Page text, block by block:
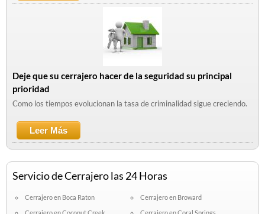
Requerimientos
Deje que su cerrajero hacer de la seguridad su principal
prioridad
Como los tiempos evolucionan la tasa de criminalidad sigue creciendo.
Leer Más
Seguridad Su Principal Prioridad
Servicio de Cerrajero las 24 Horas
Cerrajero en Boca Raton
Cerrajero en Broward
Cerrajero en Coconut Creek
Cerrajero en Coral Springs